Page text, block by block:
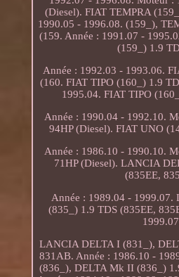
(Diesel). FIAT TEMPRA
1990.05 - 1996.08. (159_),
(159. Année : 1991.07 -
(159_) 1.9
Année : 1992.03 - 1993.06.
(160. FIAT TIPO (160_) 1.9
1995.04. FIAT TIPO
Année : 1990.04 - 1992.10.
94HP (Diesel). FIAT UNO
Année : 1986.10 - 1990.10.
71HP (Diesel). LANCIA
(835EE,
Année : 1989.04 -
(835_) 1.9 TDS (835EE,
LANCIA DELTA I (831_),
831AB. Année : 1986.10 -
(836_), DELTA Mk II (836_)